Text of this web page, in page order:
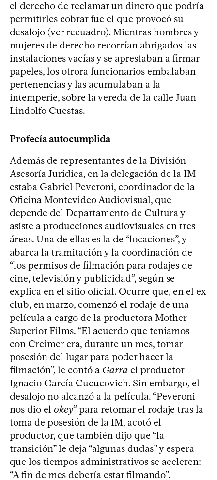
el derecho de reclamar un dinero que podría
permitirles cobrar fue el que provocó su
desalojo (ver recuadro). Mientras hombres y
mujeres de derecho recorrían abrigados las
instalaciones vacías y se aprestaban a firmar
papeles, los otrora funcionarios embalaban
pertenencias y las acumulaban a la
intemperie, sobre la vereda de la calle Juan
Lindolfo Cuestas.
Profecía autocumplida
Además de representantes de la División
Asesoría Jurídica, en la delegación de la IM
estaba Gabriel Peveroni, coordinador de la
Oficina Montevideo Audiovisual, que
depende del Departamento de Cultura y
asiste a producciones audiovisuales en tres
áreas. Una de ellas es la de “locaciones”, y
abarca la tramitación y la coordinación de
“los permisos de filmación para rodajes de
cine, televisión y publicidad”, según se
explica en el sitio oficial. Ocurre que, en el ex
club, en marzo, comenzó el rodaje de una
película a cargo de la productora Mother
Superior Films. “El acuerdo que teníamos
con Creimer era, durante un mes, tomar
posesión del lugar para poder hacer la
filmación”, le contó a Garra el productor
Ignacio García Cucucovich. Sin embargo, el
desalojo no alcanzó a la película. “Peveroni
nos dio el okey” para retomar el rodaje tras la
toma de posesión de la IM, acotó el
productor, que también dijo que “la
transición” le deja “algunas dudas” y espera
que los tiempos administrativos se aceleren:
“A fin de mes debería estar filmando”.